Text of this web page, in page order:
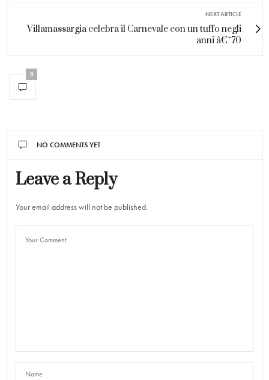
NEXT ARTICLE
Villamassargia celebra il Carnevale con un tuffo negli
anni â€˜70
0
NO COMMENTS YET
Leave a Reply
Your email address will not be published.